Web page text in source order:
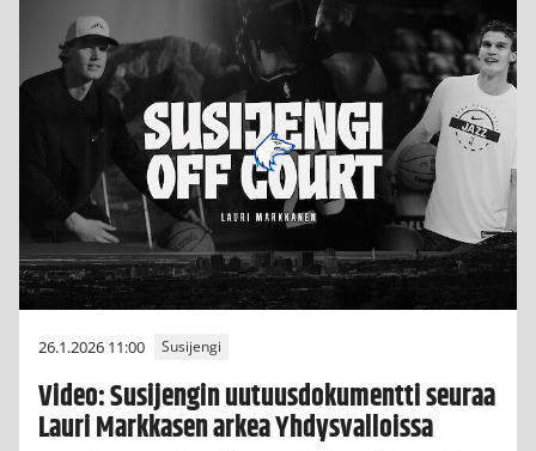
26.1.2026 11:00 Susijengi
Video: Susijengin uutuusdokumentti seuraa
Lauri Markkasen arkea Yhdysvalloissa